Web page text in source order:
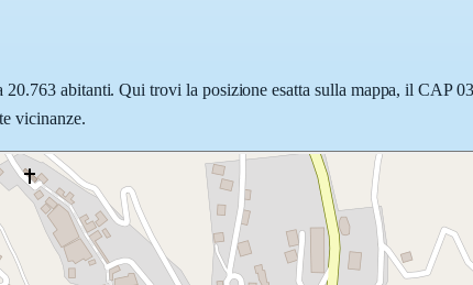
abitanti. Qui trovi la posizione esatta sulla mappa, il CAP
vicinanze.